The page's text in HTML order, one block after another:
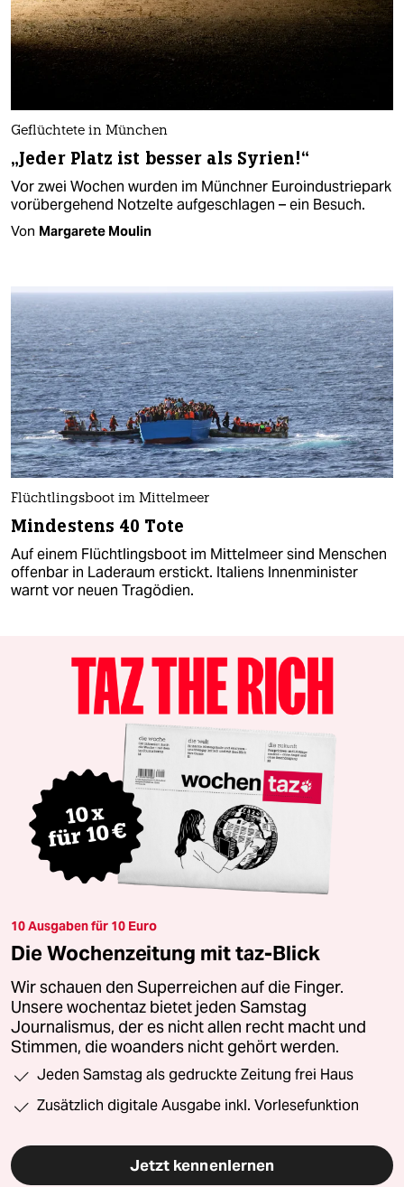
Geflüchtete in München
„Jeder Platz ist besser als Syrien!“
Vor zwei Wochen wurden im Münchner Euroindustriepark
vorübergehend Notzelte aufgeschlagen – ein Besuch.
Von Margarete Moulin
Flüchtlingsboot im Mittelmeer
Mindestens 40 Tote
Auf einem Flüchtlingsboot im Mittelmeer sind Menschen
offenbar in Laderaum erstickt. Italiens Innenminister
warnt vor neuen Tragödien.
10 Ausgaben für 10 Euro
Die Wochenzeitung mit taz-Blick
Wir schauen den Superreichen auf die Finger.
Unsere wochentaz bietet jeden Samstag
Journalismus, der es nicht allen recht macht und
Stimmen, die woanders nicht gehört werden.
Jeden Samstag als gedruckte Zeitung frei Haus
Zusätzlich digitale Ausgabe inkl. Vorlesefunktion
Jetzt kennenlernen